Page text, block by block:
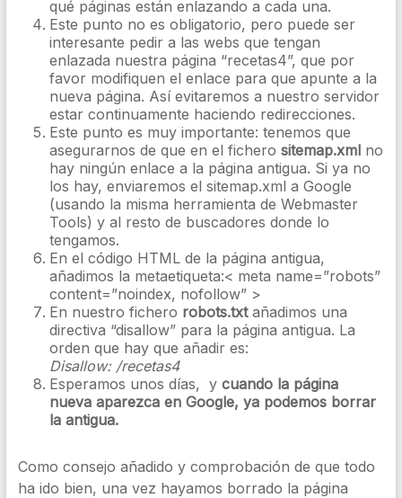
qué páginas están enlazando a cada una.
Este punto no es obligatorio, pero puede ser
interesante pedir a las webs que tengan
enlazada nuestra página “recetas4”, que por
favor modifiquen el enlace para que apunte a la
nueva página. Así evitaremos a nuestro servidor
estar continuamente haciendo redirecciones.
Este punto es muy importante: tenemos que
asegurarnos de que en el fichero sitemap.xmlno
hay ningún enlace a la página antigua. Si ya no
los hay, enviaremos el sitemap.xml a Google
(usando la misma herramienta de Webmaster
Tools) y al resto de buscadores donde lo
tengamos.
En el código HTML de la página antigua,
añadimos la metaetiqueta:< meta name=”robots”
content=”noindex, nofollow” >
En nuestro fichero robots.txtañadimos una
directiva “disallow” para la página antigua. La
orden que hay que añadir es:
Disallow: /recetas4
Esperamos unos días, y cuando la página
nueva aparezca en Google, ya podemos borrar
la antigua.
Como consejo añadido y comprobación de que todo
ha ido bien, una vez hayamos borrado la página